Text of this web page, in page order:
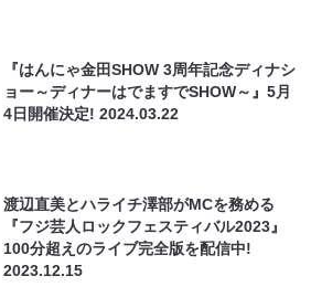
『はんにゃ金田SHOW 3周年記念ディナシ
ョー～ディナーはでますでSHOW～』5月
4日開催決定!2024.03.22
渡辺直美とハライチ澤部がMCを務める
『フジ芸人ロックフェスティバル2023』
100分超えのライブ完全版を配信中!
2023.12.15